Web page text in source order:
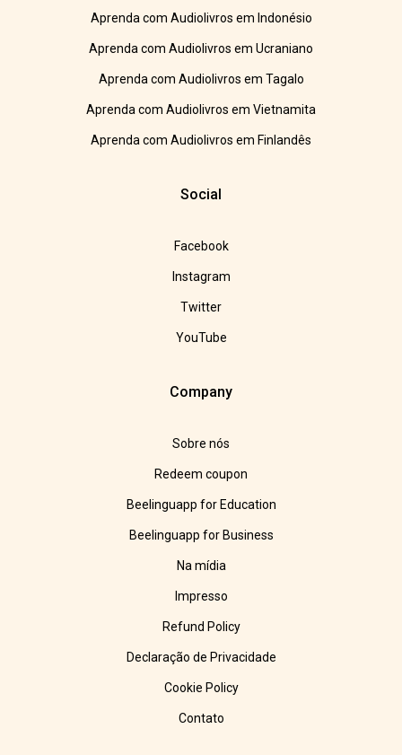
Aprenda com Audiolivros em Indonésio
Aprenda com Audiolivros em Ucraniano
Aprenda com Audiolivros em Tagalo
Aprenda com Audiolivros em Vietnamita
Aprenda com Audiolivros em Finlandês
Social
Facebook
Instagram
Twitter
YouTube
Company
Sobre nós
Redeem coupon
Beelinguapp for Education
Beelinguapp for Business
Na mídia
Impresso
Refund Policy
Declaração de Privacidade
Cookie Policy
Contato